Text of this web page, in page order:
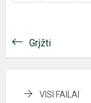
Grįžti
VISI FAILAI